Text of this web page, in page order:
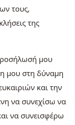
τους,
της
μου
μου στη δύναμη
και την
να συνεχίσω να
να συνεισφέρω